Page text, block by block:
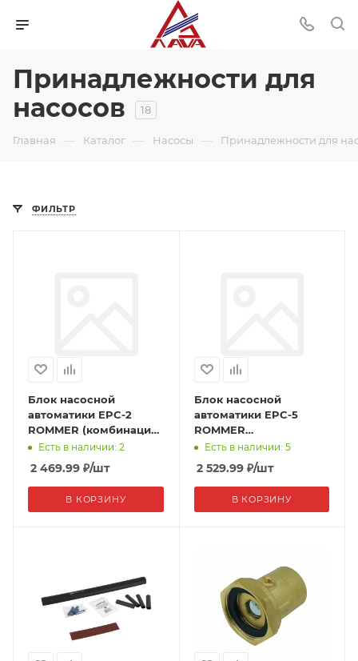
Принадлежности для
насосов
18
Главная — Каталог — Насосы — Принадлежности для
ФИЛЬТР
Блок насосной
автоматики EPC-2
ROMMER (комбинация
реле давления и реле
Есть в наличии: 2
2 469.99 ₽/шт
В КОРЗИНУ
Блок насосной
автоматики EPC-5
ROMMER
(предохраняет от
работы на закрытую
задвижку и сухого
хода)
Есть в наличии: 5
2 529.99₽/шт
В КОРЗИНУ